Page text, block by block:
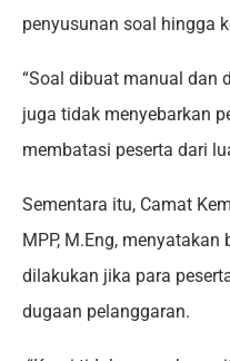
penyusunan soal hingga
“Soal dibuat manual dan
juga tidak menyebarkan
membatasi peserta dari
Sementara itu, Camat
MPP, M.Eng,
dilakukan jika para
dugaan pelanggaran.